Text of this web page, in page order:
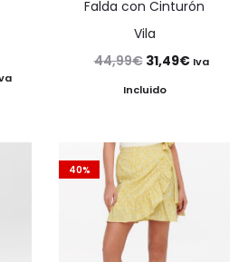
Falda con Cinturón
Vila
44,99€ El
precio
era:
44,99€.
31,49€ElIva
Incluido
40%